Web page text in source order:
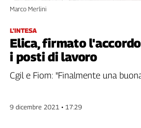
Culture
Categorie
Filcams
Filctem
Fillea
Fisac
L'INTESA
Elica, firmato
i posti di lavoro
Marco Merlini
Cgil e Fiom: "Finalmente una
9 dicembre 2021 • 17:29